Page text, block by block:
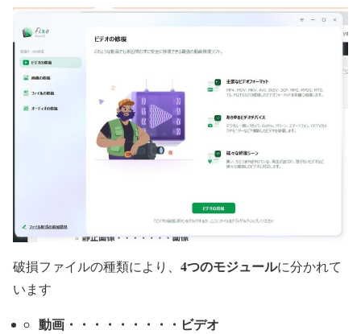
破損ファイルの種類により、 4つのモジュールに分かれて
います
動画・・・・・・・・・ビデオ